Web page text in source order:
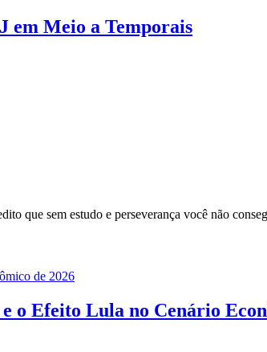
em Meio a Temporais
que sem estudo e perseverança você não
Efeito Lula no Cenário